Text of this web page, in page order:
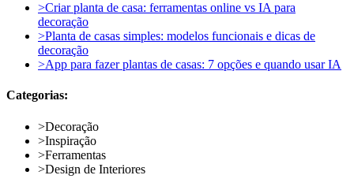
>Criar planta de casa: ferramentas online vs IA para
decoração
>Planta de casas simples: modelos funcionais e dicas de
decoração
>App para fazer plantas de casas: 7 opções e quando usar IA
Categorias:
>Decoração
>Inspiração
>Ferramentas
>Design de Interiores